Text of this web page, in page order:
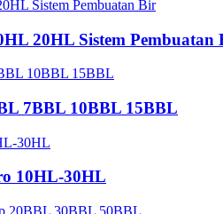
20HL Sistem Pembuatan
7BBL 10BBL 15BBL
10HL-30HL